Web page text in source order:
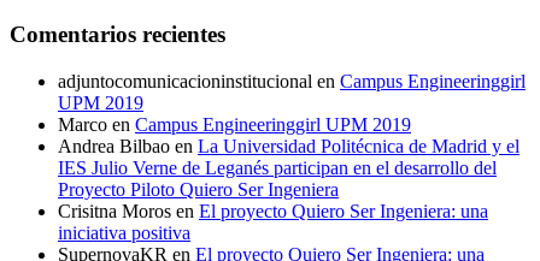
Comentarios recientes
adjuntocomunicacioninstitucional en Campus Engineeringgirl
UPM 2019
Marco en Campus Engineeringgirl UPM 2019
Andrea Bilbao en La Universidad Politécnica de Madrid y el
IES Julio Verne de Leganés participan en el desarrollo del
Proyecto Piloto Quiero Ser Ingeniera
Crisitna Moros en El proyecto Quiero Ser Ingeniera: una
iniciativa positiva
SupernovaKR en El proyecto Quiero Ser Ingeniera: una